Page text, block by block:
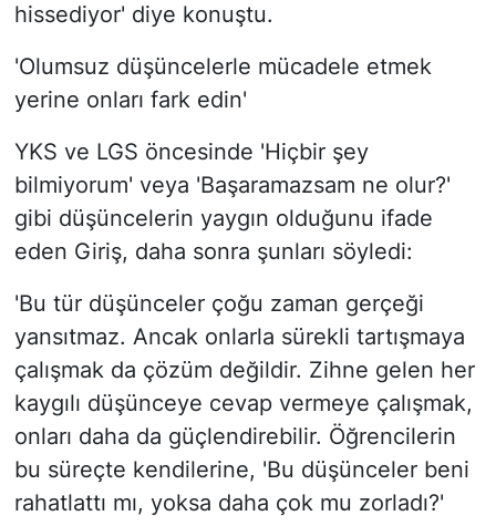
hissediyor' diye konuştu.
'Olumsuz düşüncelerle mücadele etmek
yerine onları fark edin'
YKS ve LGS öncesinde 'Hiçbir şey
bilmiyorum' veya 'Başaramazsam ne olur?'
gibi düşüncelerin yaygın olduğunu ifade
eden Giriş, daha sonra şunları söyledi:
'Bu tür düşünceler çoğu zaman gerçeği
yansıtmaz. Ancak onlarla sürekli tartışmaya
çalışmak da çözüm değildir. Zihne gelen her
kaygılı düşünceye cevap vermeye çalışmak,
onları daha da güçlendirebilir. Öğrencilerin
bu süreçte kendilerine, 'Bu düşünceler beni
rahatlattı mı, yoksa daha çok mu zorladı?'